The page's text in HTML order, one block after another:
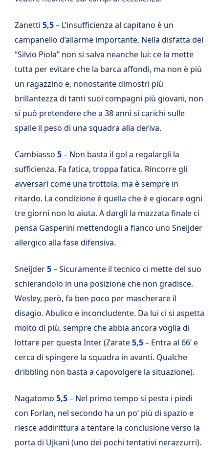
Zanetti 5,5– L’insufficienza al capitano è un
campanello d’allarme importante. Nella disfatta del
“Silvio Piola” non si salva neanche lui: ce la mette
tutta per evitare che la barca affondi, ma non è più
un ragazzino e, nonostante dimostri più
brillantezza di tanti suoi compagni più giovani, non
si può pretendere che a 38 anni si carichi sulle
spalle il peso di una squadra alla deriva.
Cambiasso 5– Non basta il gol a regalargli la
sufficienza. Fa fatica, troppa fatica. Rincorre gli
avversari come una trottola, ma è sempre in
ritardo. La condizione è quella che è e giocare ogni
tre giorni non lo aiuta. A dargli la mazzata finale ci
pensa Gasperini mettendogli a fianco uno Sneijder
allergico alla fase difensiva.
Sneijder5– Sicuramente il tecnico ci mette del suo
schierandolo in una posizione che non gradisce.
Wesley, però, fa ben poco per mascherare il
disagio. Abulico e inconcludente. Da lui ci si aspetta
molto di più, sempre che abbia ancora voglia di
lottare per questa Inter (Zarate5,5– Entra al 66’ e
cerca di spingere la squadra in avanti. Qualche
dribbling non basta a capovolgere la situazione).
Nagatomo 5,5– Nel primo tempo si pesta i piedi
con Forlan, nel secondo ha un po’ più di spazio e
riesce addirittura a tentare la conclusione verso la
porta di Ujkani (uno dei pochi tentativi nerazzurri).